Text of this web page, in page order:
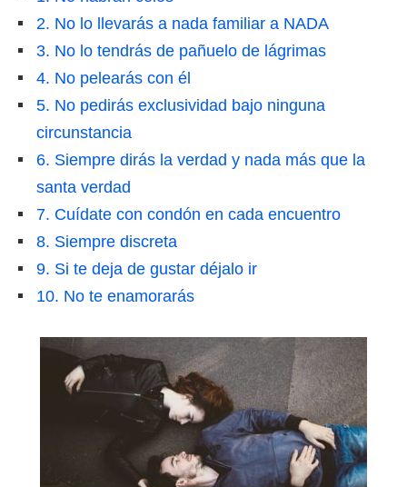
2. No lo llevarás a nada familiar a NADA
3. No lo tendrás de pañuelo de lágrimas
4. No pelearás con él
5. No pedirás exclusividad bajo ninguna
circunstancia
6. Siempre dirás la verdad y nada más que la
santa verdad
7. Cuídate con condón en cada encuentro
8. Siempre discreta
9. Si te deja de gustar déjalo ir
10. No te enamorarás